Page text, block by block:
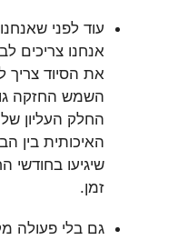
עוד לפני
אנחנו צריכים
את הסיוד
השמש החזקה
החלק העליון
האיכותית בין
שיגיעו בחודשי
זמן.
גם בלי פעולה